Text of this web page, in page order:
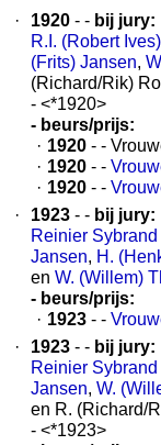
· 1920 - - bij jury:
R.I. (Robert
(Frits) Jansen,
(Richard/Rik)
- <*1920>
- beurs/prijs:
· 1920 - -
· 1920 - -
· 1920 - -
·
1923 - - bij jury:
Reinier
Jansen, H.
en W. (Willem)
- beurs/prijs:
· 1923 - -
·
1923 - - bij jury:
Reinier
Jansen, W.
en R. (Richard/
- <*1923>